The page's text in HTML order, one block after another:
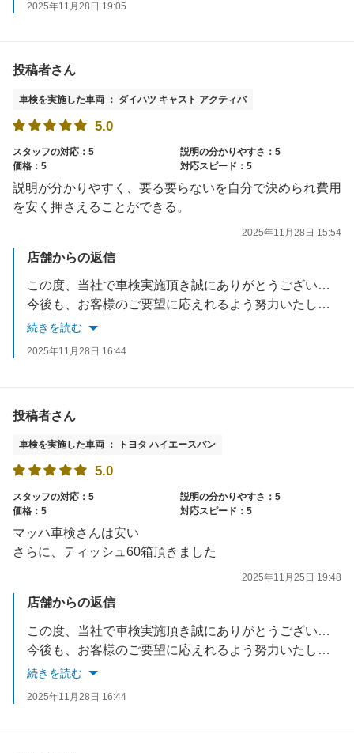
2025年11月28日 19:05
投稿者さん
車検を実施した車両 ： ダイハツ キャスト アクティバ
5.0
スタッフの対応：5
説明の分かりやすさ：5
価格：5
対応スピード：5
説明が分かりやすく、要る要らないを自分で決められ費用
を安く押さえることができる。
2025年11月28日 15:54
店舗からの返信
この度、当社で車検実施頂き誠にありがとうございました。
今後も、お客様のご要望に応えれるよう努力いたします。
お車でお困りごとがあれば、いつでもご相談ください。
続きを読む
2025年11月28日 16:44
投稿者さん
車検を実施した車両 ： トヨタ ハイエースバン
5.0
スタッフの対応：5
説明の分かりやすさ：5
価格：5
対応スピード：5
マッハ車検さんは安い
さらに、ティッシュ60箱頂きました
2025年11月25日 19:48
店舗からの返信
この度、当社で車検実施頂き誠にありがとうございました。
今後も、お客様のご要望に応えれるよう努力いたします。
お車でお困りごとがあれば、いつでもご相談ください。
続きを読む
2025年11月28日 16:44